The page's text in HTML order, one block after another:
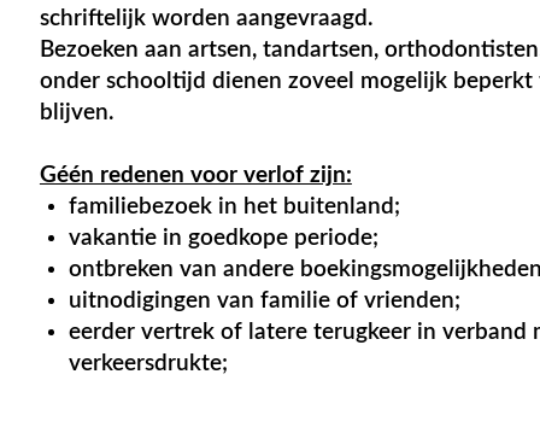
schriftelijk worden aangevraagd.
Bezoeken aan artsen, tandartsen,
onder schooltijd dienen zoveel mogelijk beperkt
blijven.
Géén redenen voor verlof zijn:
familiebezoek in het buitenland;
vakantie in goedkope periode;
ontbreken van andere
uitnodigingen van familie of vrienden;
eerder vertrek of latere terugkeer in verband
verkeersdrukte;